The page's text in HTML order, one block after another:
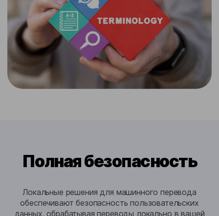
Полная безопасность
Локальные решения для машинного перевода
обеспечивают безопасность пользовательских
данных, обрабатывая переводы локально в вашей